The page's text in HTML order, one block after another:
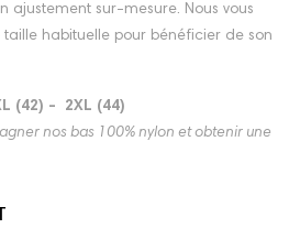
ajustement sur-mesure. Nous vous
taille habituelle pour bénéficier de son
(42) -
2XL (44)
nos bas 100% nylon et obtenir une